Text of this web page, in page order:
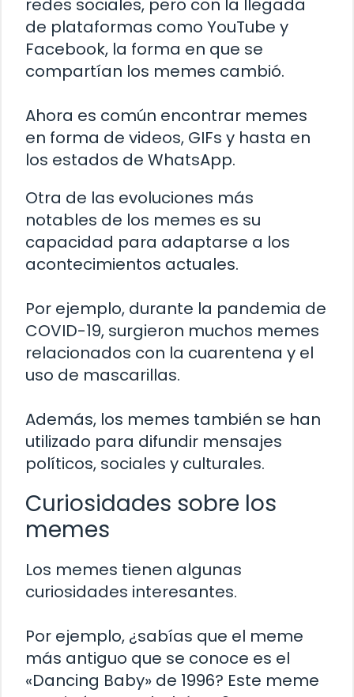
redes sociales, pero con la llegada
de plataformas como YouTube y
Facebook, la forma en que se
compartían los memes cambió.
Ahora es común encontrar memes
en forma de videos, GIFs y hasta en
los estados de WhatsApp.
Otra de las evoluciones más
notables de los memes es su
capacidad para adaptarse a los
acontecimientos actuales.
Por ejemplo, durante la pandemia de
COVID-19, surgieron muchos memes
relacionados con la cuarentena y el
uso de mascarillas.
Además, los memes también se han
utilizado para difundir mensajes
políticos, sociales y culturales.
Curiosidades sobre los
memes
Los memes tienen algunas
curiosidades interesantes.
Por ejemplo, ¿sabías que el meme
más antiguo que se conoce es el
«Dancing Baby» de 1996? Este meme